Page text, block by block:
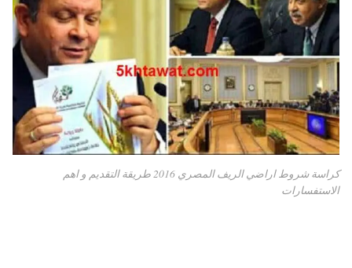
كراسة شروط اراضي الريف المصري 2016 طريقة التقديم و اهم
الاستفسارات